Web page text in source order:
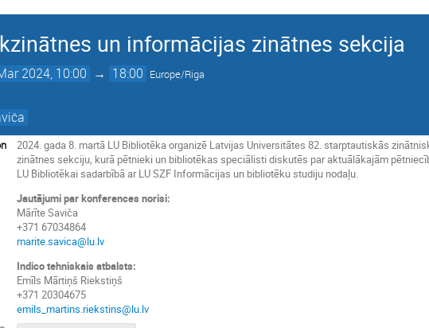
un informācijas zinātnes sekcija
2024, 10:00 → 18:00 Europe/Riga
2024. gada 8. martā LU Bibliotēka organizē Latvijas Universitātes 82. starptautiskās
zinātnes sekciju, kurā pētnieki un bibliotēkas speciālisti diskutēs par aktuālākajām
LU Bibliotēkai sadarbībā ar LU SZF Informācijas un bibliotēku studiju nodaļu.
Jautājumi par konferences norisi:
Mārīte Saviča
+371 67034864
marite.savica@lu.lv
Indico tehniskais atbalsts:
Emīls Mārtiņš Riekstiņš
+371 20304675
emils_martins.riekstins@lu.lv